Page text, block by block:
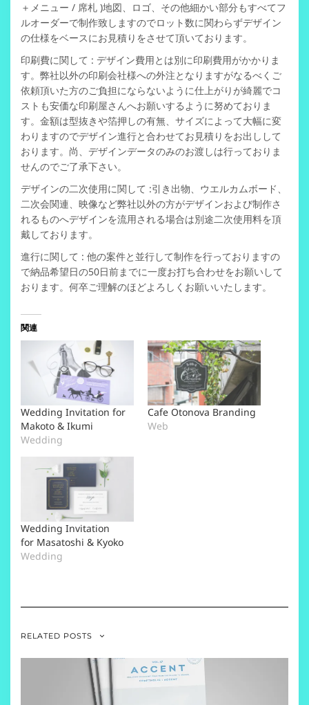
＋メニュー / 席札 )地図、ロゴ、その他細かい部分もすべてフ
ルオーダーで制作致しますのでロット数に関わらずデザイン
の仕様をベースにお見積りをさせて頂いております。
印刷費に関して : デザイン費用とは別に印刷費用がかかりま
す。 弊社以外の印刷会社様への外注となりますがなるべくご
依頼頂いた方のご負担にならないように仕上がりが綺麗でコ
ストも安価な印刷屋さんへお願いするように努めておりま
す。 金額は型抜きや箔押しの有無、サイズによって大幅に変
わりますのでデザイン進行と合わせてお見積りをお出しして
おります。 尚、デザインデータのみのお渡しは行っておりま
せんのでご了承下さい。
デザインの二次使用に関して :引き出物、ウエルカムボード、
二次会関連、映像など弊社以外の方がデザインおよび制作さ
れるものへデザインを流用される場合は別途二次使用料を頂
戴しております。
進行に関して : 他の案件と並行して制作を行っておりますの
で納品希望日の50日前までに一度お打ち合わせをお願いして
おります。何卒ご理解のほどよろしくお願いいたします。
関連
Wedding Invitation for
Makoto & Ikumi
Wedding
Cafe Otonova Branding
Web
Wedding Invitation
for Masatoshi & Kyoko
Wedding
RELATED POSTS